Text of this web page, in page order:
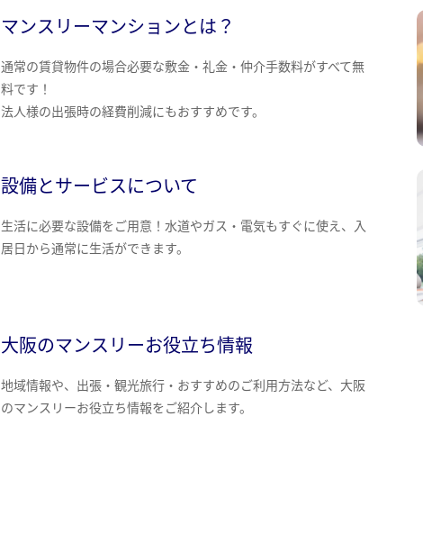
マンスリーマンションとは？
通常の賃貸物件の場合必要な敷金・礼金・仲介手数料がすべて無
料です！
法人様の出張時の経費削減にもおすすめです。
設備とサービスについて
生活に必要な設備をご用意！水道やガス・電気もすぐに使え、入
居日から通常に生活ができます。
大阪のマンスリーお役立ち情報
地域情報や、出張・観光旅行・おすすめのご利用方法など、大阪
のマンスリーお役立ち情報をご紹介します。